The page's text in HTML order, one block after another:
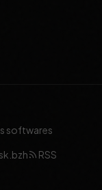
softwares
RSS